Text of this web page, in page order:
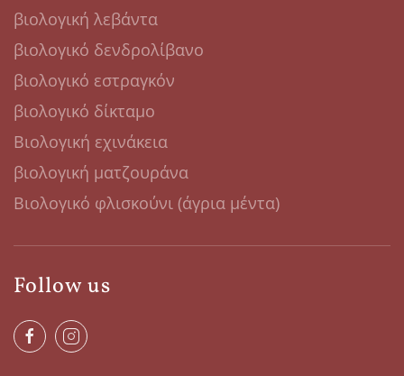
βιολογική λεβάντα
βιολογικό δενδρολίβανο
βιολογικό εστραγκόν
βιολογικό δίκταμο
Βιολογική εχινάκεια
βιολογική ματζουράνα
Βιολογικό φλισκούνι (άγρια μέντα)
Follow us